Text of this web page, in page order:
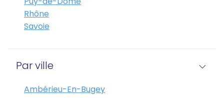
Rhône
Savoie
Par ville
Ambérieu-En-Bugey